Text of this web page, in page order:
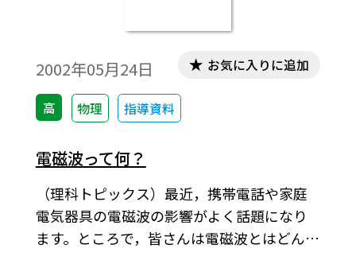
2002年05月24日
高 物理 指導資料
お気に入りに追加
電磁波って何？
（理科トピックス）最近，携帯電話や家庭
電気器具の電磁波の影響がよく話題になり
ます。ところで，皆さんは電磁波とはどんな